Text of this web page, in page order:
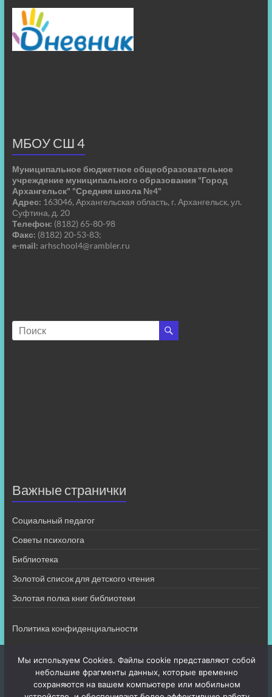
МБОУ СШ 4
Муниципальное бюджетное общеобразовательное
учреждение муниципального образования "Город
Архангельск" "Средняя школа №4"
Адрес: 163046, Архангельская область, г. Архангельск, ул.
Суфтина, д. 20
Телефон: (8182) 65-80-98
Факс: (8182) 20-53-83;
e-mail: arhschool4@rambler.ru
Важные странички
Социальный педагог
Советы психолога
Библиотека
Золотой список для детского чтения
Золотая полка книг библиотеки
Политика конфиденциальности
Мы используем Cookies. Файлы cookie представляют собой
небольшие фрагменты данных, которые временно
сохраняются на вашем компьютере или мобильном